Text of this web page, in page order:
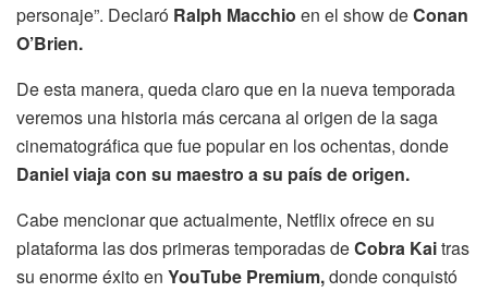
personaje”. Declaró Ralph Macchio en el show deConan
O’Brien.
De esta manera, queda claro que en la nueva temporada
veremos una historia más cercana al origen de la saga
cinematográfica que fue popular en los ochentas, donde
Daniel viaja con su maestro a su país de origen.
Cabe mencionar que actualmente, Netflix ofrece en su
plataforma las dos primeras temporadas deCobra Kaitras
su enorme éxito en YouTube Premium,donde conquistó